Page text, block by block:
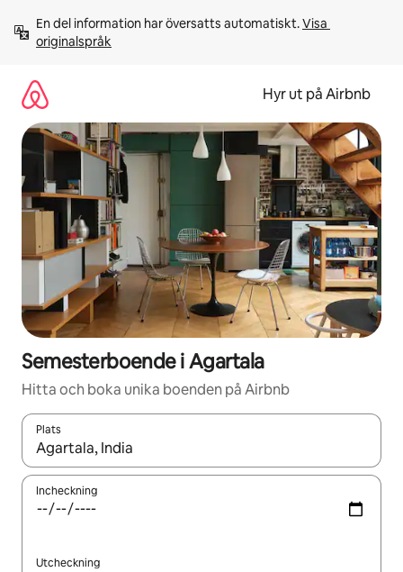
innehåll
En del information har översatts automatiskt. Visa
originalspråk
Hyr ut på Airbnb
Semesterboende i Agartala
Hitta och boka unika boenden på Airbnb
Plats
När resultaten är tillgängliga kan du navigera med upp- och
Incheckning
Utcheckning